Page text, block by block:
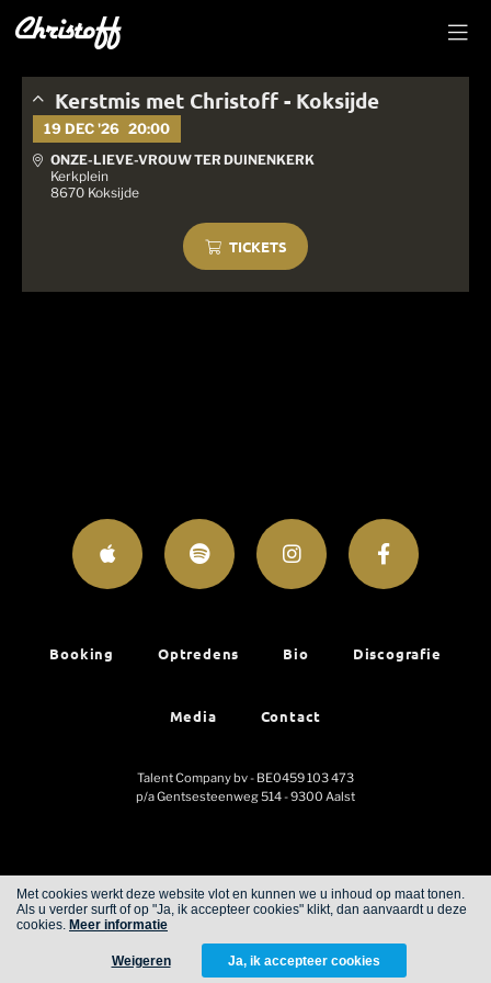
Kerstmis met Christoff - Koksijde
19 DEC '26 20:00
ONZE-LIEVE-VROUW TER DUINENKERK
Kerkplein
8670 Koksijde
TICKETS
Booking Optredens Bio Discografie
Media Contact
Talent Company bv - BE0459 103 473
p/a Gentsesteenweg 514 - 9300 Aalst
Cookies Privacy
FROM ALWAYS AWAKE
Met cookies werkt deze website vlot en kunnen we u inhoud op maat tonen.
Als u verder surft of op "Ja, ik accepteer cookies" klikt, dan aanvaardt u deze
cookies. Meer informatie
Weigeren Ja, ik accepteer cookies